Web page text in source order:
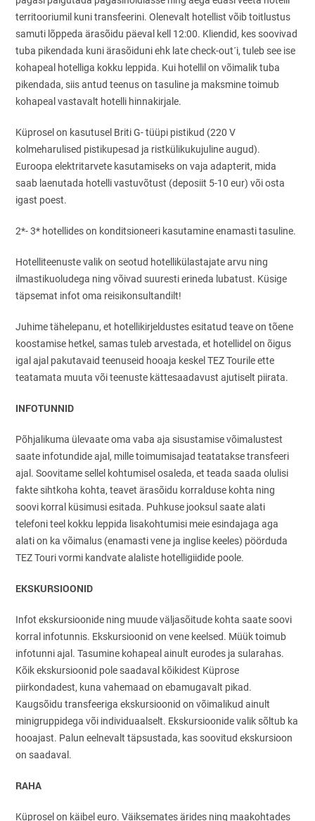
territooriumil kuni transfeerini. Olenevalt hotellist võib toitlustus
samuti lõppeda ärasõidu päeval kell 12:00. Kliendid, kes soovivad
tuba pikendada kuni ärasõiduni ehk late check-out´i, tuleb see ise
kohapeal hotelliga kokku leppida. Kui hotellil on võimalik tuba
pikendada, siis antud teenus on tasuline ja maksmine toimub
kohapeal vastavalt hotelli hinnakirjale.
Küprosel on kasutusel Briti G- tüüpi pistikud (220 V
kolmeharulised pistikupesad ja ristkülikukujuline augud).
Euroopa elektritarvete kasutamiseks on vaja adapterit, mida
saab laenutada hotelli vastuvõtust (deposiit 5-10 eur) või osta
igast poest.
2*- 3* hotellides on konditsioneeri kasutamine enamasti tasuline.
Hotelliteenuste valik on seotud hotellikülastajate arvu ning
ilmastikuoludega ning võivad suuresti erineda lubatust. Küsige
täpsemat infot oma reisikonsultandilt!
Juhime tähelepanu, et hotellikirjeldustes esitatud teave on tõene
koostamise hetkel, samas tuleb arvestada, et hotellidel on õigus
igal ajal pakutavaid teenuseid hooaja keskel TEZ Tourile ette
teatamata muuta või teenuste kättesaadavust ajutiselt piirata.
INFOTUNNID
Põhjalikuma ülevaate oma vaba aja sisustamise võimalustest
saate infotundide ajal, mille toimumisajad teatatakse transfeeri
ajal. Soovitame sellel kohtumisel osaleda, et teada saada olulisi
fakte sihtkoha kohta, teavet ärasõidu korralduse kohta ning
soovi korral küsimusi esitada. Puhkuse jooksul saate alati
telefoni teel kokku leppida lisakohtumisi meie esindajaga aga
alati on ka võimalus (enamasti vene ja inglise keeles) pöörduda
TEZ Touri vormi kandvate alaliste hotelligiidide poole.
EKSKURSIOONID
Infot ekskursioonide ning muude väljasõitude kohta saate soovi
korral infotunnis. Ekskursioonid on vene keelsed. Müük toimub
infotunni ajal. Tasumine kohapeal ainult eurodes ja sularahas.
Kõik ekskursioonid pole saadaval kõikidest Küprose
piirkondadest, kuna vahemaad on ebamugavalt pikad.
Kaugsõidu transfeeriga ekskursioonid on võimalikud ainult
minigruppidega või individuaalselt. Ekskursioonide valik sõltub ka
hooajast. Palun eelnevalt täpsustada, kas soovitud ekskursioon
on saadaval.
RAHA
Küprosel on käibel euro. Väiksemates ärides ning maakohtades